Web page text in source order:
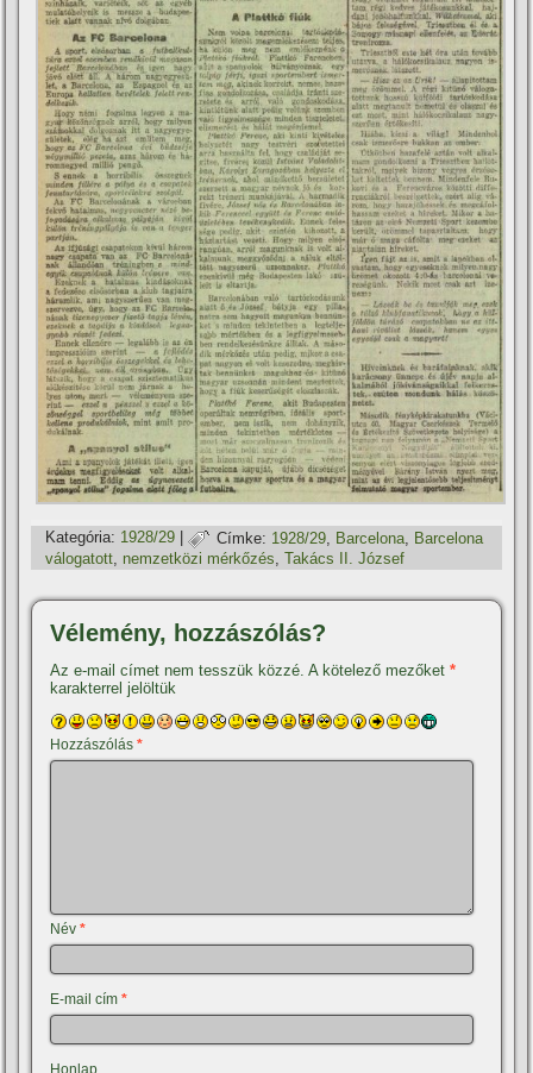
Kategória: 1928/29 | Címke: 1928/29 Barcelona
Barcelona
válogatott, nemzetközi mérkőzés,Takács II. József
Vélemény, hozzászólás?
Az e-mail címet nem tesszük közzé. A kötelező mezőket*
karakterrel jelöltük
Hozzászólás*
Név*
E-mail cím*